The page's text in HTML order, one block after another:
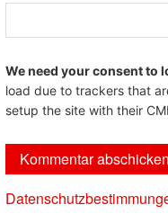
We need your consent to
load due to trackers that
setup the site with their